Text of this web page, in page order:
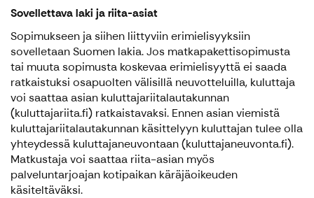
Sovellettava laki ja riita-asiat
Sopimukseen ja siihen liittyviin erimielisyyksiin
sovelletaan Suomen lakia. Jos matkapakettisopimusta
tai muuta sopimusta koskevaa erimielisyyttä ei saada
ratkaistuksi osapuolten välisillä neuvotteluilla, kuluttaja
voi saattaa asian kuluttajariitalautakunnan
(kuluttajariita.fi) ratkaistavaksi. Ennen asian viemistä
kuluttajariitalautakunnan käsittelyyn kuluttajan tulee olla
yhteydessä kuluttajaneuvontaan (kuluttajaneuvonta.fi).
Matkustaja voi saattaa riita-asian myös
palveluntarjoajan kotipaikan käräjäoikeuden
käsiteltäväksi.